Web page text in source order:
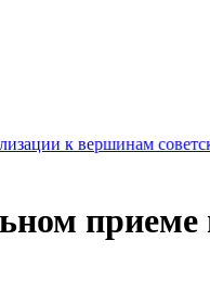
советской науки -
приеме